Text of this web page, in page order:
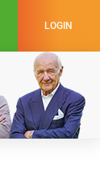
LOGIN